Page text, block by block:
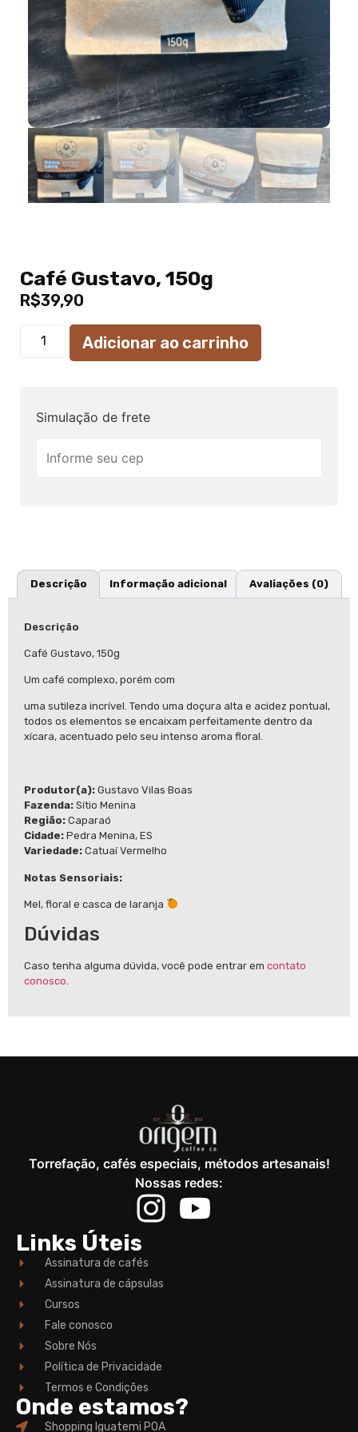
Café Gustavo, 150g
R$39,90
Adicionar ao carrinho
Simulação de frete
Descrição Informação adicional Avaliações (0)
Descrição
Café Gustavo, 150g
Um café complexo, porém com
uma sutileza incrível. Tendo uma doçura alta e acidez pontual,
todos os elementos se encaixam perfeitamente dentro da
xícara, acentuado pelo seu intenso aroma floral.
Produtor(a): Gustavo Vilas Boas
Fazenda: Sítio Menina
Região: Caparaó
Cidade: Pedra Menina, ES
Variedade: Catuaí Vermelho
Notas Sensoriais:
Mel, floral e casca de laranja
Dúvidas
Caso tenha alguma dúvida, você pode entrar em contato
conosco.
Torrefação, cafés especiais, métodos artesanais!
Nossas redes:
Links Úteis
Assinatura de cafés
Assinatura de cápsulas
Cursos
Fale conosco
Sobre Nós
Política de Privacidade
Termos e Condições
Onde estamos?
Shopping Iguatemi POA